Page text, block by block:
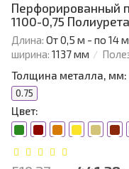
Перфорированный
1100-0,75
Длина: От 0,5 м - по 14
ширина: 1137 мм
Толщина металла, мм:
0.75
Цвет: